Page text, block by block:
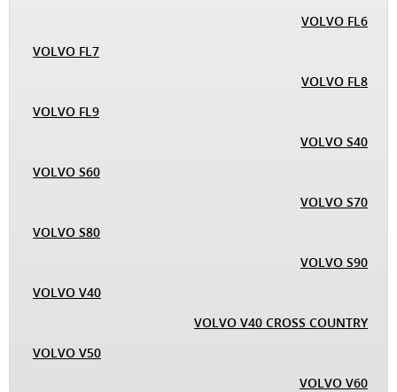
VOLVO FL6
VOLVO FL7
VOLVO FL8
VOLVO FL9
VOLVO S40
VOLVO S60
VOLVO S70
VOLVO S80
VOLVO S90
VOLVO V40
VOLVO V40 CROSS COUNTRY
VOLVO V50
VOLVO V60